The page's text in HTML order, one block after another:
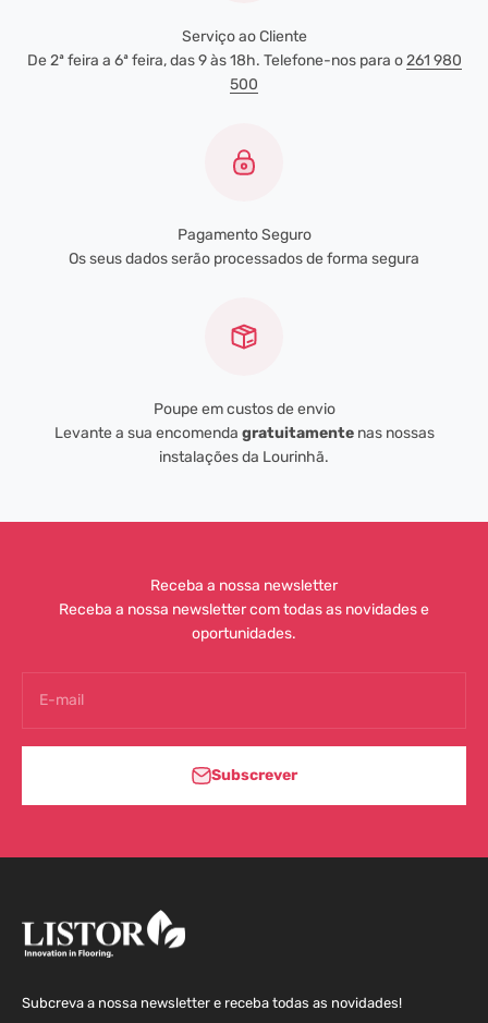
Serviço ao Cliente
De 2ª feira a 6ª feira, das 9 às 18h. Telefone-nos para o261 980
500
Pagamento Seguro
Os seus dados serão processados de forma segura
Poupe em custos de envio
Levante a sua encomenda gratuitamentenas nossas
instalações da Lourinhã.
Receba a nossa newsletter
Receba a nossa newsletter com todas as novidades e
oportunidades.
E-mail
Subscrever
Subcreva a nossa newsletter e receba todas as novidades!